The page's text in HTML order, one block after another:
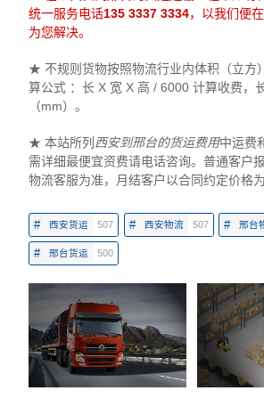
统一服务电话135 3337 3334，以我们便
为您解决。
★ 不规则货物按照物流行业内体积（立方
算公式 ：长 X 宽 X 高 / 6000 计算收费，
（mm）。
★ 本站所列 西安到邢台的货运费用中运费
需详细最便宜资费请电话咨询。普通客户
物流客服为准，月结客户以合同约定价格为
# 西安货运 507 # 西安物流 507 # 邢台
# 邢台货运 500